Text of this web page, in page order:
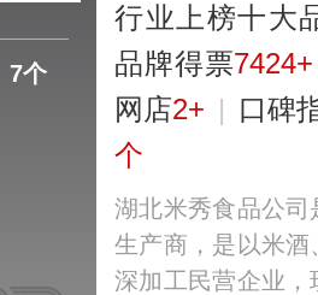
7个
行业上榜十大
品牌得票7424+
网店2+ | 口碑
个
湖北米秀食品公
生产商，是以米
深加工民营企业